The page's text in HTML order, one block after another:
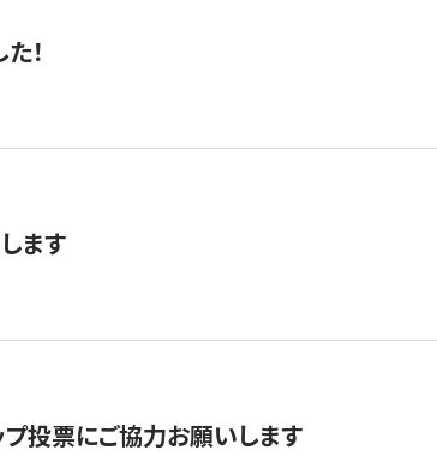
！
ます
投票にご協力お願いします